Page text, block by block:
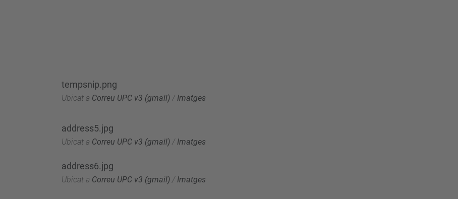
tempsnip.png
Ubicat a Correu UPC v3 (gmail) / Imatges
address5.jpg
Ubicat a Correu UPC v3 (gmail) / Imatges
address6.jpg
Ubicat a Correu UPC v3 (gmail) / Imatges